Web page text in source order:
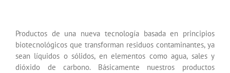
Productos de una nueva tecnología basada en principios
biotecnológicos que transforman residuos contaminantes, ya
sean líquidos o sólidos, en elementos como agua, sales y
dióxido de carbono. Básicamente nuestros productos